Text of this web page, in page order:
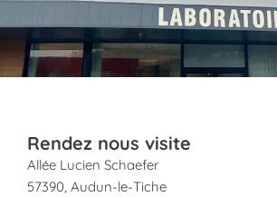
Rendez nous visite
Allée Lucien Schaefer
57390, Audun-le-Tiche